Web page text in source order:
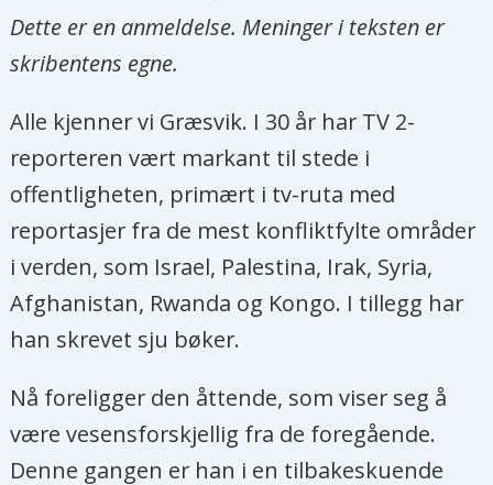
Dette er en anmeldelse. Meninger i teksten er
skribentens egne.
Alle kjenner vi Græsvik. I 30 år har TV 2-
reporteren vært markant til stede i
offentligheten, primært i tv-ruta med
reportasjer fra de mest konfliktfylte områder
i verden, som Israel, Palestina, Irak, Syria,
Afghanistan, Rwanda og Kongo. I tillegg har
han skrevet sju bøker.
Nå foreligger den åttende, som viser seg å
være vesensforskjellig fra de foregående.
Denne gangen er han i en tilbakeskuende